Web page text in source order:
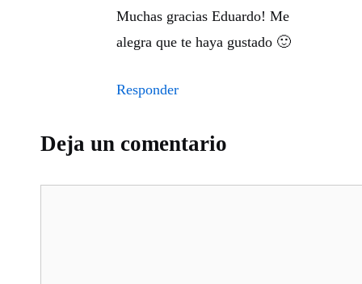
Muchas gracias Eduardo! Me
alegra que te haya gustado 🙂
Responder
Deja un comentario